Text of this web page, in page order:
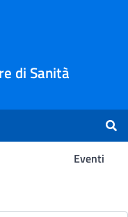
di Sanità
Eventi
-